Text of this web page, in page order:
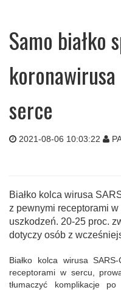
Samo białko
serce
2021-08-06 10:03:22
Białko kolca wirusa
z pewnymi receptorami
uszkodzeń. 20-25 proc.
dotyczy osób z
Białko kolca wirusa
receptorami w sercu,
tłumaczyć komplikacje